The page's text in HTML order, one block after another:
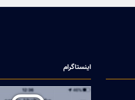
اینستاگرام